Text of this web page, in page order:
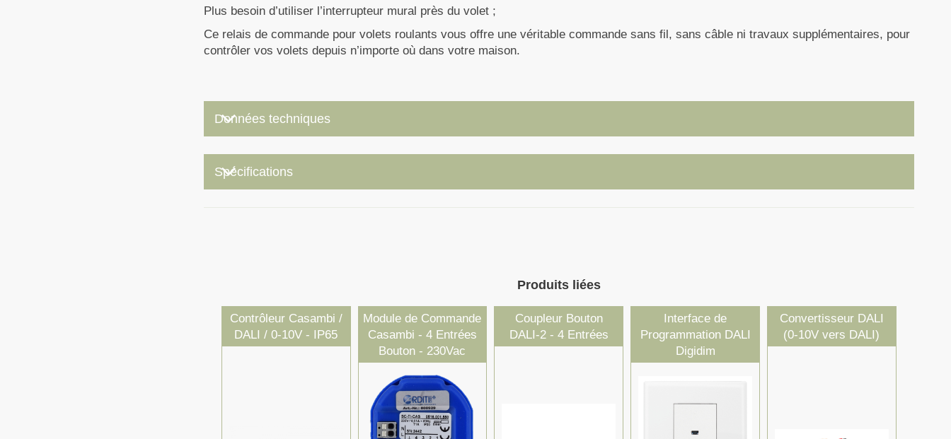
Plus besoin d’utiliser l’interrupteur mural près du volet ;
Ce relais de commande pour volets roulants vous offre une véritable commande sans fil, sans câble ni travaux supplémentaires, pour
contrôler vos volets depuis n’importe où dans votre maison.
Données techniques
keyboard_arrow_down
Spécifications
keyboard_arrow_down
Produits liées
Contrôleur Casambi /
DALI / 0-10V - IP65
Module de Commande
Casambi - 4 Entrées
Bouton - 230Vac
Coupleur Bouton
DALI-2 - 4 Entrées
Interface de
Programmation DALI
Digidim
Convertisseur DALI
(0-10V vers DALI)